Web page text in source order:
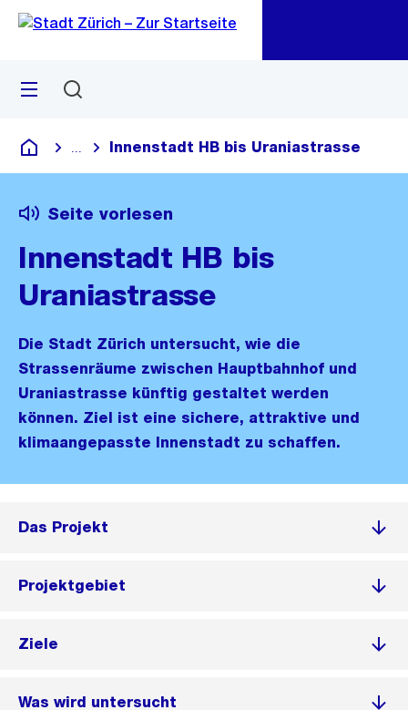
Navigation
Sprunglink
Menü
Deutsch
Blende alle Breadcrumbs ein
Innenstadt HB bis Uraniastrasse
Seite vorlesen
Innenstadt HB bis
Uraniastrasse
Die Stadt Zürich untersucht, wie die
Strassenräume zwischen Hauptbahnhof und
Uraniastrasse künftig gestaltet werden
können. Ziel ist eine sichere, attraktive und
klimaangepasste Innenstadt zu schaffen.
Das Projekt
Projektgebiet
Ziele
Was wird untersucht